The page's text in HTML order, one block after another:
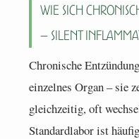
Wie sich
– Silent
Chronische
einzelnes Organ – sie
gleichzeitig, oft
Standardlabor ist